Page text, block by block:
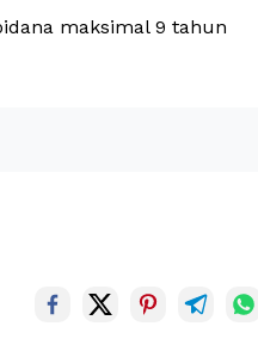
maksimal 9 tahun